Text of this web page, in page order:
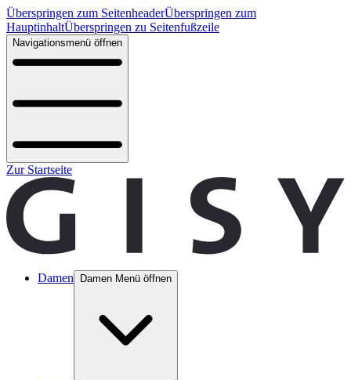
Überspringen zum SeitenheaderÜberspringen zum
HauptinhaltÜberspringen zu Seitenfußzeile
Navigationsmenü öffnen
Zur Startseite
Damen Damen Menü öffnen